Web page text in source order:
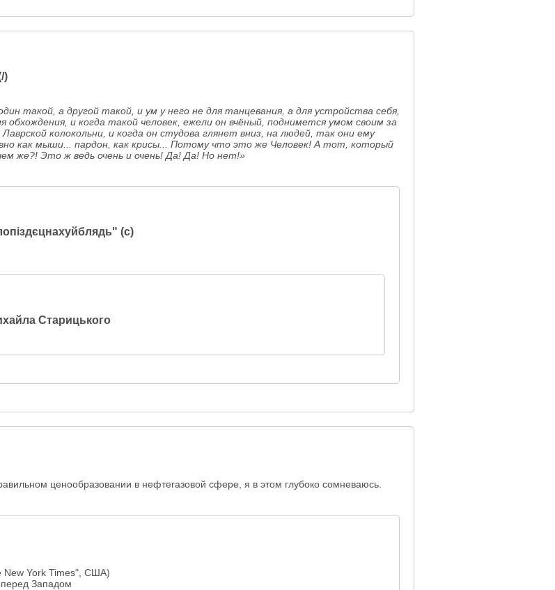
)
такой, а другой такой, и ум у него не для танцевания, а для устройства себя,
обхождения, и когда такой человек, ежели он вчёный, поднимется умом своим за
колокольни, и когда он студова глянет вниз, на людей, так они ему
как мыши... пардон, как крисы... Потому что это же Человек! А тот, который
же?! Это ж ведь очень и очень! Да! Да! Но нет!»
(с)
Старицького
ценообразовании в нефтегазовой сфере, я в этом глубоко сомневаюсь.
New York Times", США)
Западом